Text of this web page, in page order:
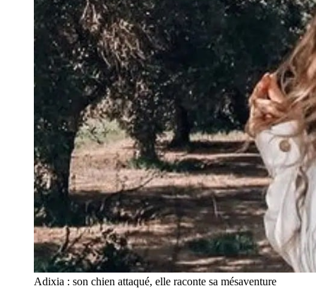
Adixia : son chien attaqué, elle raconte sa mésaventure